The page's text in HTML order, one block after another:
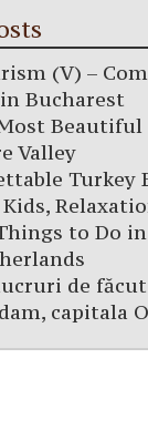
(V) –
Bucharest
Beautiful
Valley
Turkey
to Do
de
capitala